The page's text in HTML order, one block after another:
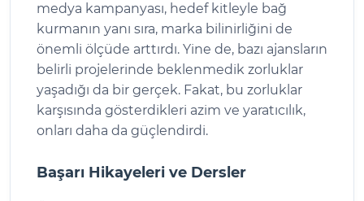
medya kampanyası, hedef kitleyle bağ
kurmanın yanı sıra, marka bilinirliğini de
önemli ölçüde arttırdı. Yine de, bazı ajansların
belirli projelerinde beklenmedik zorluklar
yaşadığı da bir gerçek. Fakat, bu zorluklar
karşısında gösterdikleri azim ve yaratıcılık,
onları daha da güçlendirdi.
Başarı Hikayeleri ve Dersler